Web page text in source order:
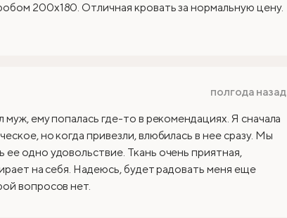
200х180. Отличная кровать за нормальную цену.
полгода назад
ему попалась где-то в рекомендациях. Я сначала
но когда привезли, влюбилась в нее сразу. Мы
одно удовольствие. Ткань очень приятная,
на себя. Надеюсь, будет радовать меня еще
вопросов нет.